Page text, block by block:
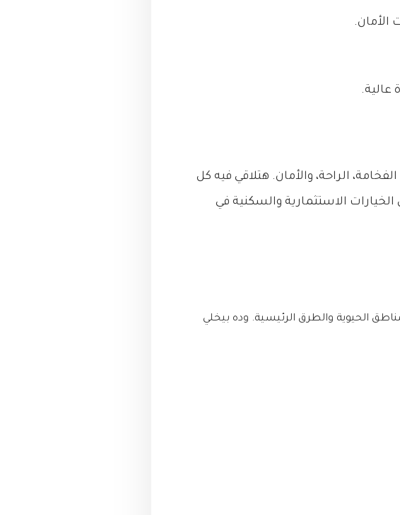
عالية.
الراحة، والأمان. هتلاقي فيه كل
الاستثمارية والسكنية في
الحيوية والطرق الرئيسية. وده بيخلي